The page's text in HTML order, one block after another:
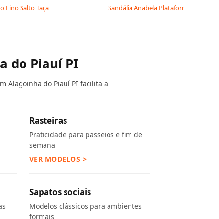
Fino Salto Taça Sandália Anabela Plataforma de Strass
do Piauí PI
Alagoinha do Piauí PI facilita a
Rasteiras
Praticidade para passeios e fim de
semana
VER MODELOS >
Sapatos sociais
Modelos clássicos para ambientes
formais